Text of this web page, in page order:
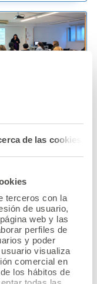
de las cookies
terceros con la
de usuario,
web y las
perfiles de
y poder
visualiza
comercial en
los hábitos de
imparte
de formación
y auxiliares